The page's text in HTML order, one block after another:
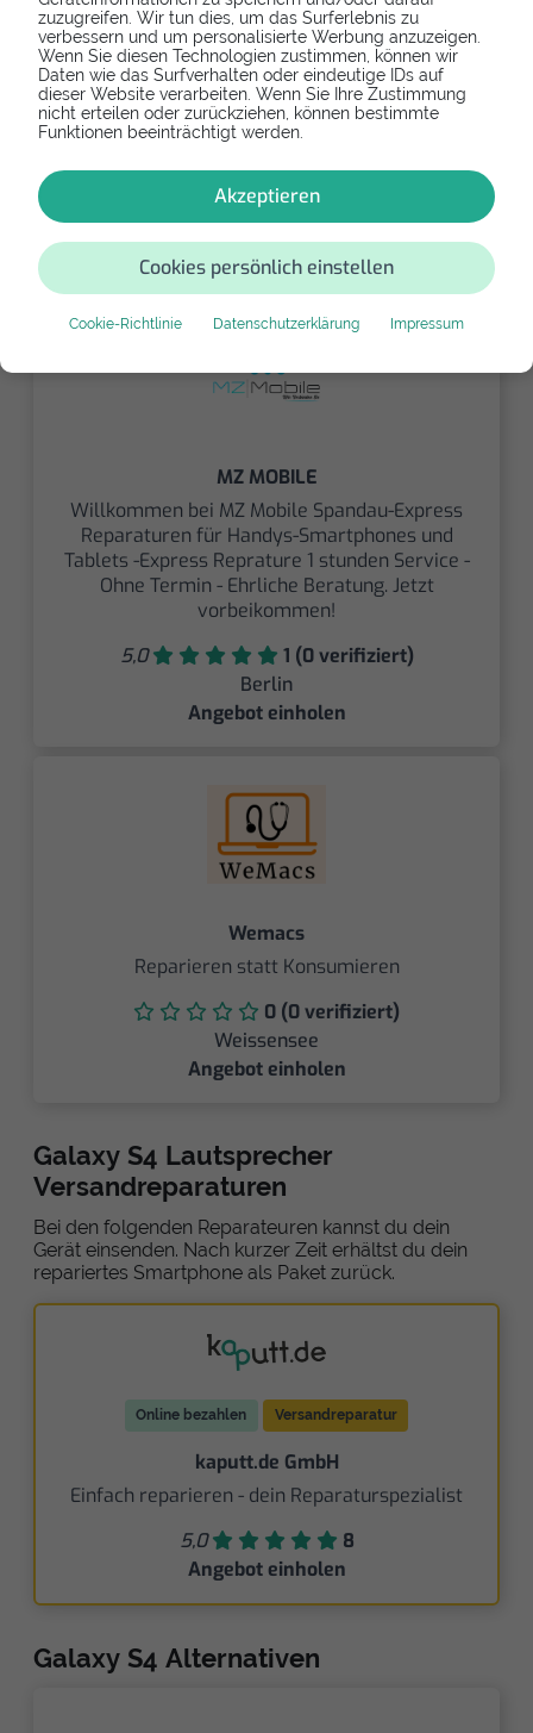
zuzugreifen. Wir tun dies, um das Surferlebnis zu
verbessern und um personalisierte Werbung anzuzeigen.
Wenn Sie diesen Technologien zustimmen, können wir
Daten wie das Surfverhalten oder eindeutige IDs auf
dieser Website verarbeiten. Wenn Sie Ihre Zustimmung
nicht erteilen oder zurückziehen, können bestimmte
Funktionen beeinträchtigt werden.
Akzeptieren
Cookies persönlich einstellen
Cookie-Richtlinie Datenschutzerklärung Impressum
2 Filialen in Berlin
MZ MOBILE REPARATURESERVICES
0 (0 verifiziert)
Angebot einholen
MZ MOBILE
Willkommen bei MZ Mobile Spandau-Express
Reparaturen für Handys-Smartphones und
Tablets -Express Reprature 1 stunden Service -
Ohne Termin - Ehrliche Beratung. Jetzt
vorbeikommen!
5,0
1 (0 verifiziert)
Berlin
Angebot einholen
Wemacs
Reparieren statt Konsumieren
0 (0 verifiziert)
Weissensee
Angebot einholen
Galaxy S4 Lautsprecher
Versandreparaturen
Bei den folgenden Reparateuren kannst du dein
Gerät einsenden. Nach kurzer Zeit erhältst du dein
repariertes Smartphone als Paket zurück.
Online bezahlen Versandreparatur
kaputt.de GmbH
Einfach reparieren - dein Reparaturspezialist
5,0
8
Angebot einholen
Galaxy S4 Alternativen